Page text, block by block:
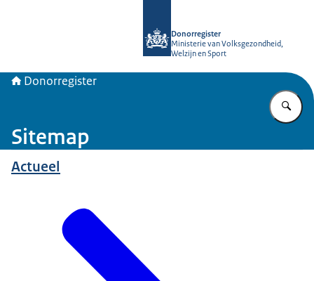
Donorregister
Ministerie van Volksgezondheid,
Welzijn en Sport
Donorregister
Sitemap
Actueel